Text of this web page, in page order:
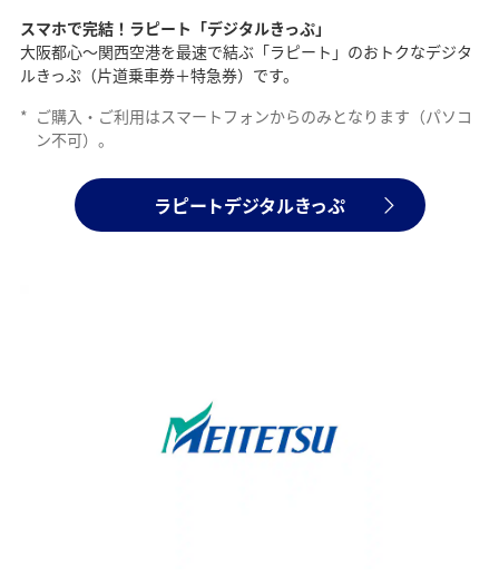
スマホで完結！ラピート「デジタルきっぷ」
大阪都心～関西空港を最速で結ぶ「ラピート」のおトクなデジタ
ルきっぷ（片道乗車券＋特急券）です。
* ご購入・ご利用はスマートフォンからのみとなります（パソコ
ン不可）。
ラピートデジタルきっぷ